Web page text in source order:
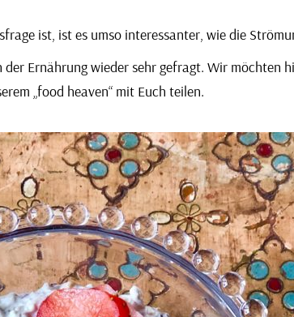
ist, ist es umso interessanter, wie die
Ernährung wieder sehr gefragt. Wir möchten
„food heaven“ mit Euch teilen.